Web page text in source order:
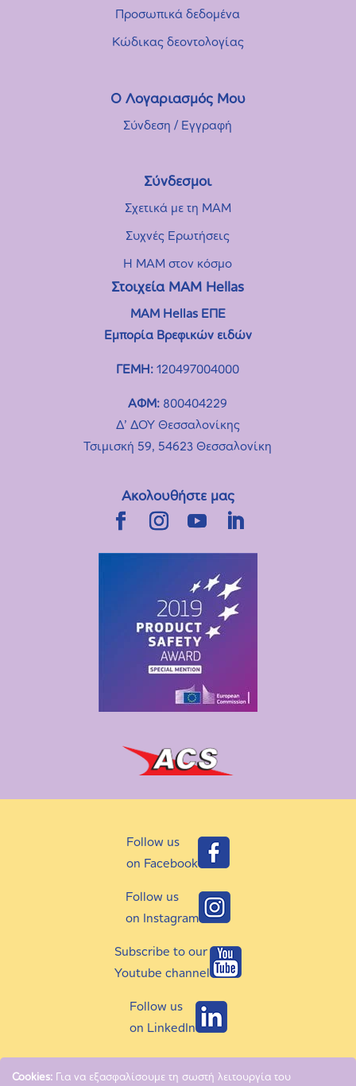
Προσωπικά δεδομένα
Κώδικας δεοντολογίας
Ο Λογαριασμός Μου
Σύνδεση / Εγγραφή
Σύνδεσμοι
Σχετικά με τη MAM
Συχνές Eρωτήσεις
Η MAM στον κόσμο
Στοιχεία ΜΑΜ Hellas
MAM Hellas ΕΠΕ
Εμπορία Βρεφικών ειδών
ΓΕΜΗ: 120497004000
ΑΦΜ: 800404229
Δ’ ΔΟΥ Θεσσαλονίκης
Τσιμισκή 59, 54623 Θεσσαλονίκη
Ακολουθήστε μας
Follow us
on Facebook
Follow us
on Instagram
Subscribe to our
Youtube channel
Follow us
on LinkedIn
Cookies: Για να εξασφαλίσουμε τη σωστή λειτουργία του